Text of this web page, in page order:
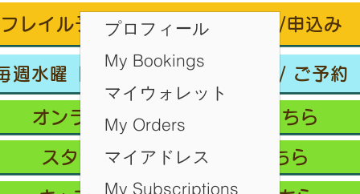
フレイル予防ヨガ養成講座・詳細/申込み
週水曜「波音サンライズヨガ」 / ご予約
オンラインクラス/ご予約はこちら
スタジオ予約/体験の方はこちら
プロフィール
My Bookings
マイウォレット
My Orders
マイアドレス
My Subscriptions